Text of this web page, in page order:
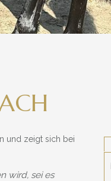
und zeigt sich bei
wird, sei es